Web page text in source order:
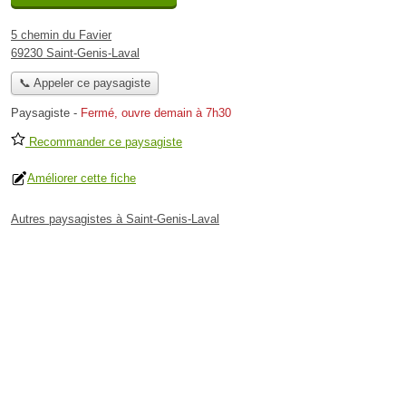
5 chemin du Favier
69230 Saint-Genis-Laval
📞 Appeler ce paysagiste
Paysagiste - Fermé, ouvre demain à 7h30
Recommander ce paysagiste
Améliorer cette fiche
Autres paysagistes à Saint-Genis-Laval